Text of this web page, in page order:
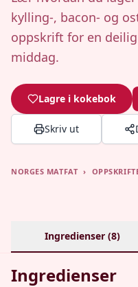
kylling-, bacon- og
oppskrift for en
middag.
Lagre i kokebok
Skriv ut
NORGES MATFAT ›
Ingredienser (8)
Ingredienser